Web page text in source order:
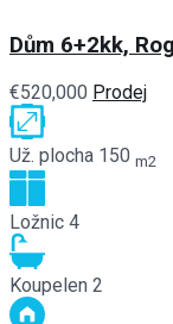
Dům 6+2kk,
€520,000 Prodej
Už. plocha 150 m2
Ložnic 4
Koupelen 2